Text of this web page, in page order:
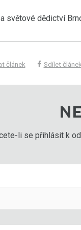
světové dědictví
článek Sdílet článek
li se přihlásit k